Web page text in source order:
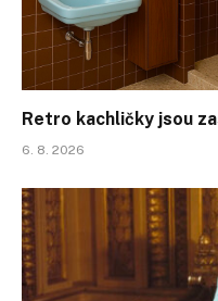
Retro kachličky jsou
6. 8. 2026